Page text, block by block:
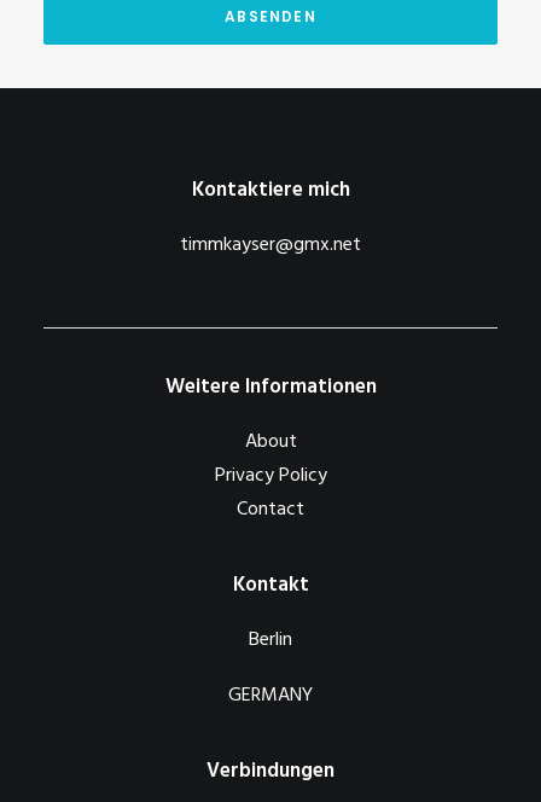
Kontaktiere mich
timmkayser@gmx.net
Weitere Informationen
About
Privacy Policy
Contact
Kontakt
Berlin
GERMANY
Verbindungen